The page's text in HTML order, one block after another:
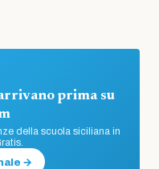
prima su
della scuola siciliana in
→